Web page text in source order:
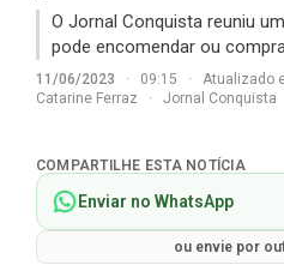
O Jornal Conquista reuniu
pode encomendar ou
11/06/2023 · 09:15 · Atualizado
Catarine Ferraz
· Jornal Conquista
COMPARTILHE ESTA NOTÍCIA
Enviar no WhatsApp
ou envie por